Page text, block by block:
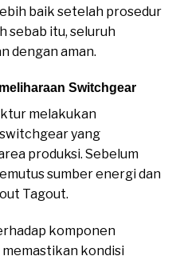
baik setelah prosedur
sebab itu, seluruh
dengan aman.
Switchgear
melakukan
yang
produksi. Sebelum
sumber energi dan
Tagout.
komponen
kondisi